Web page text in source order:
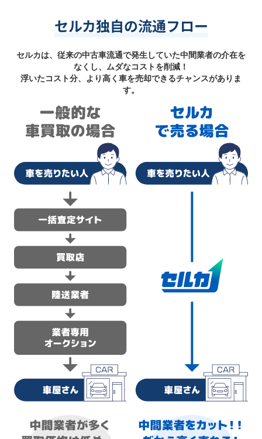
セルカ独自の流通フロー
セルカは、従来の中古車流通で発生していた中間業者の介在を
なくし、ムダなコストを削減！
浮いたコスト分、より高く車を売却できるチャンスがありま
す。